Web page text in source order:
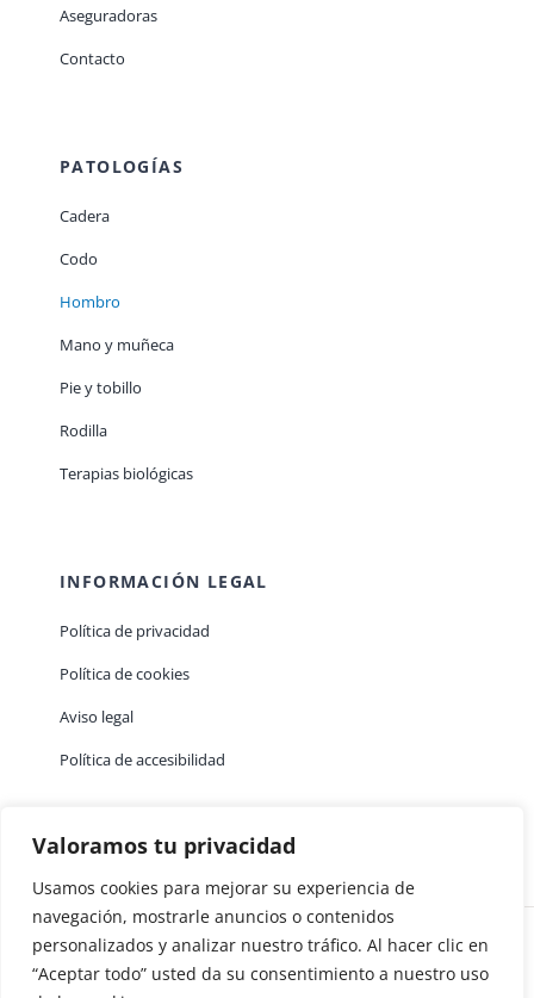
Valoramos tu privacidad
Usamos cookies para mejorar su experiencia de
navegación, mostrarle anuncios o contenidos
personalizados y analizar nuestro tráfico. Al hacer clic en
“Aceptar todo” usted da su consentimiento a nuestro uso
Aseguradoras
Contacto
PATOLOGÍAS
Cadera
Codo
Hombro
Mano y muñeca
Pie y tobillo
Rodilla
Terapias biológicas
INFORMACIÓN LEGAL
Política de privacidad
Política de cookies
Aviso legal
Política de accesibilidad